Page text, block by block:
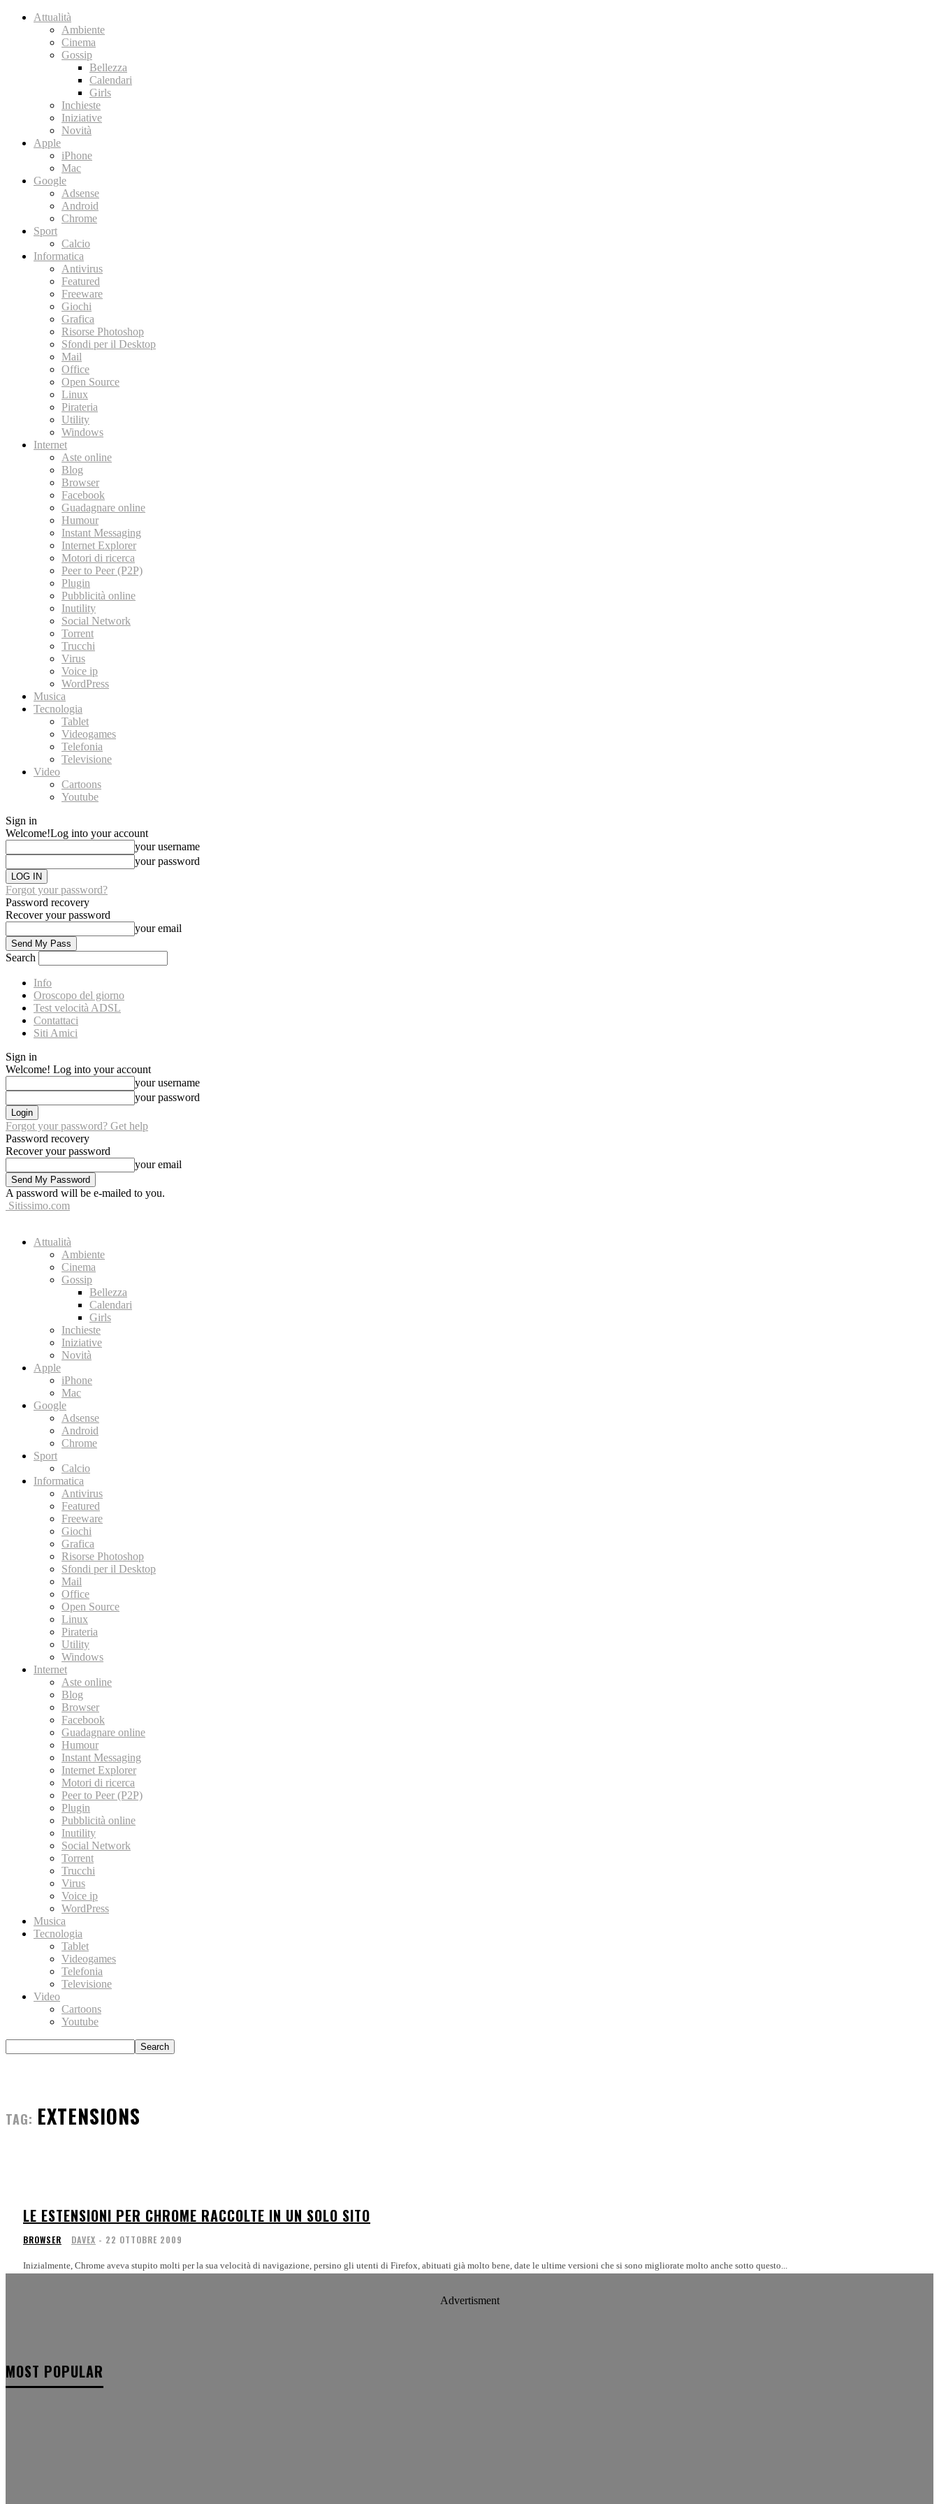
Attualità
Ambiente
Cinema
Gossip
Bellezza
Calendari
Girls
Inchieste
Iniziative
Novità
Apple
iPhone
Mac
Google
Adsense
Android
Chrome
Sport
Calcio
Informatica
Antivirus
Featured
Freeware
Giochi
Grafica
Risorse Photoshop
Sfondi per il Desktop
Mail
Office
Open Source
Linux
Pirateria
Utility
Windows
Internet
Aste online
Blog
Browser
Facebook
Guadagnare online
Humour
Instant Messaging
Internet Explorer
Motori di ricerca
Peer to Peer (P2P)
Plugin
Pubblicità online
Inutility
Social Network
Torrent
Trucchi
Virus
Voice ip
WordPress
Musica
Tecnologia
Tablet
Videogames
Telefonia
Televisione
Video
Cartoons
Youtube
Sign in
Welcome!Log into your account
your username
your password
Forgot your password?
Password recovery
Recover your password
your email
Search
Info
Oroscopo del giorno
Test velocità ADSL
Contattaci
Siti Amici
Sign in
Welcome! Log into your account
your username
your password
Forgot your password? Get help
Password recovery
Recover your password
your email
A password will be e-mailed to you.
Sitissimo.com
Attualità
Ambiente
Cinema
Gossip
Bellezza
Calendari
Girls
Inchieste
Iniziative
Novità
Apple
iPhone
Mac
Google
Adsense
Android
Chrome
Sport
Calcio
Informatica
Antivirus
Featured
Freeware
Giochi
Grafica
Risorse Photoshop
Sfondi per il Desktop
Mail
Office
Open Source
Linux
Pirateria
Utility
Windows
Internet
Aste online
Blog
Browser
Facebook
Guadagnare online
Humour
Instant Messaging
Internet Explorer
Motori di ricerca
Peer to Peer (P2P)
Plugin
Pubblicità online
Inutility
Social Network
Torrent
Trucchi
Virus
Voice ip
WordPress
Musica
Tecnologia
Tablet
Videogames
Telefonia
Televisione
Video
Cartoons
Youtube
TAG: EXTENSIONS
LE ESTENSIONI PER CHROME RACCOLTE IN UN SOLO SITO
BROWSER DAVEX - 22 OTTOBRE 2009
Inizialmente, Chrome aveva stupito molti per la sua velocità di navigazione, persino gli utenti di Firefox, abituati già molto bene, date le ultime versioni che si sono migliorate molto anche sotto questo...
Advertisment
MOST POPULAR